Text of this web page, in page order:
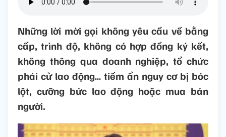
Những lời mời gọi không yêu cầu về bằng
cấp, trình độ, không có hợp đồng ký kết,
không thông qua doanh nghiệp, tổ chức
phái cử lao động… tiềm ẩn nguy cơ bị bóc
lột, cưỡng bức lao động hoặc mua bán
người.